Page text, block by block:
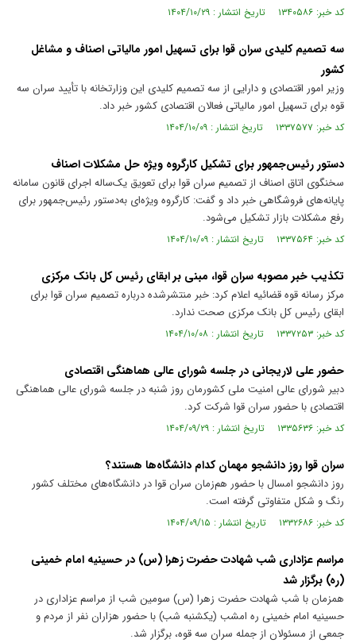
کد خبر: ۱۳۴۰۵۸۶ تاریخ انتشار : ۱۴۰۴/۱۰/۲۹
سه تصمیم کلیدی سران قوا برای تسهیل امور مالیاتی اصناف و مشاغل
کشور
وزیر امور اقتصادی و دارایی از سه تصمیم کلیدی این وزارتخانه با تأیید سران سه
قوه برای تسهیل امور مالیاتی فعالان اقتصادی کشور خبر داد.
کد خبر: ۱۳۳۷۵۷۷ تاریخ انتشار : ۱۴۰۴/۱۰/۰۹
دستور رئیس‌جمهور برای تشکیل کارگروه ویژه حل مشکلات اصناف
سخنگوی اتاق اصناف از تصمیم سران قوا برای تعویق یک‌ساله اجرای قانون سامانه
پایانه‌های فروشگاهی خبر داد و گفت: کارگروه ویژه‌ای به‌دستور رئیس‌جمهور برای
رفع مشکلات بازار تشکیل می‌شود.
کد خبر: ۱۳۳۷۵۶۴ تاریخ انتشار : ۱۴۰۴/۱۰/۰۹
تکذیب خبر مصوبه سران قوا، مبنی بر ابقای رئیس کل بانک مرکزی
مرکز رسانه قوه قضائیه اعلام کرد: خبر منتشرشده درباره تصمیم سران قوا برای
ابقای رئیس کل بانک مرکزی صحت ندارد.
کد خبر: ۱۳۳۷۲۵۳ تاریخ انتشار : ۱۴۰۴/۱۰/۰۸
حضور علی لاریجانی در جلسه شورای عالی هماهنگی اقتصادی
دبیر شورای عالی امنیت ملی کشورمان روز شنبه در جلسه شورای عالی هماهنگی
اقتصادی با حضور سران قوا شرکت کرد.
کد خبر: ۱۳۳۵۶۳۶ تاریخ انتشار : ۱۴۰۴/۰۹/۲۹
سران قوا روز دانشجو مهمان کدام دانشگاه‌ها هستند؟
روز دانشجو امسال با حضور هم‌زمان سران قوا در دانشگاه‌های مختلف کشور
رنگ و شکل متفاوتی گرفته است.
کد خبر: ۱۳۳۲۶۸۶ تاریخ انتشار : ۱۴۰۴/۰۹/۱۵
مراسم عزاداری شب شهادت حضرت زهرا (س) در حسینیه امام خمینی
(ره) برگزار شد
همزمان با شب شهادت حضرت زهرا (س) سومین شب از مراسم عزاداری در
حسینیه امام خمینی ره امشب (یکشنبه شب) با حضور هزاران نفر از مردم و
جمعی از مسئولان از جمله سران سه قوه، برگزار شد.